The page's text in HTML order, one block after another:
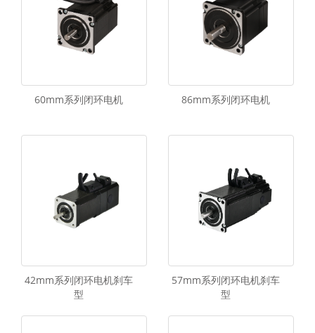
60mm系列闭环电机 86mm系列闭环电机
42mm系列闭环电机刹车
型
57mm系列闭环电机刹车
型